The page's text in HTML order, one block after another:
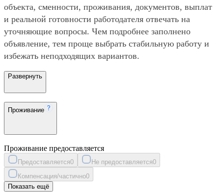
объекта, сменности, проживания, документов, выплат
и реальной готовности работодателя отвечать на
уточняющие вопросы. Чем подробнее заполнено
объявление, тем проще выбрать стабильную работу и
избежать неподходящих вариантов.
Развернуть
Проживание
Проживание предоставляется
Предоставляется0 Не предоставляется0
Компенсация/частично0
Показать ещё